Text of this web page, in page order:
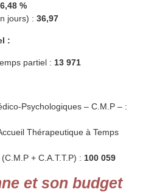
%
jours) : 36,97
:
partiel : 13 971
Psychologiques – C.M.P – :
Thérapeutique à Temps
+ C.A.T.T.P) : 100 059
et son budget